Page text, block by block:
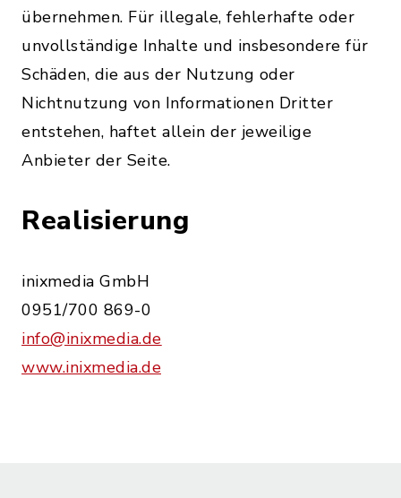
übernehmen. Für illegale, fehlerhafte oder
unvollständige Inhalte und insbesondere für
Schäden, die aus der Nutzung oder
Nichtnutzung von Informationen Dritter
entstehen, haftet allein der jeweilige
Anbieter der Seite.
Realisierung
inixmedia GmbH
0951/700 869-0
info@inixmedia.de
www.inixmedia.de